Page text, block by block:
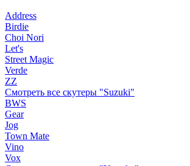
Address
Birdie
Choi Nori
Let's
Street Magic
Verde
ZZ
Смотреть все скутеры "Suzuki"
BWS
Gear
Jog
Town Mate
Vino
Vox